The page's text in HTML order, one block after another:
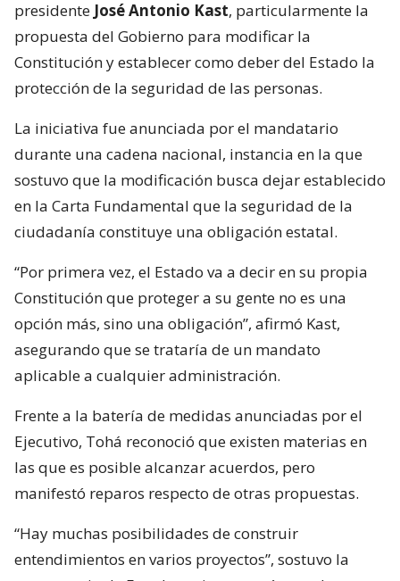
presidente José Antonio Kast, particularmente la
propuesta del Gobierno para modificar la
Constitución y establecer como deber del Estado la
protección de la seguridad de las personas.
La iniciativa fue anunciada por el mandatario
durante una cadena nacional, instancia en la que
sostuvo que la modificación busca dejar establecido
en la Carta Fundamental que la seguridad de la
ciudadanía constituye una obligación estatal.
“Por primera vez, el Estado va a decir en su propia
Constitución que proteger a su gente no es una
opción más, sino una obligación”, afirmó Kast,
asegurando que se trataría de un mandato
aplicable a cualquier administración.
Frente a la batería de medidas anunciadas por el
Ejecutivo, Tohá reconoció que existen materias en
las que es posible alcanzar acuerdos, pero
manifestó reparos respecto de otras propuestas.
“Hay muchas posibilidades de construir
entendimientos en varios proyectos”, sostuvo la